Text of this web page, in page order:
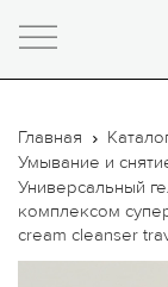
Главная
Умывание и
Универсальный
комплексом
cream cleanser